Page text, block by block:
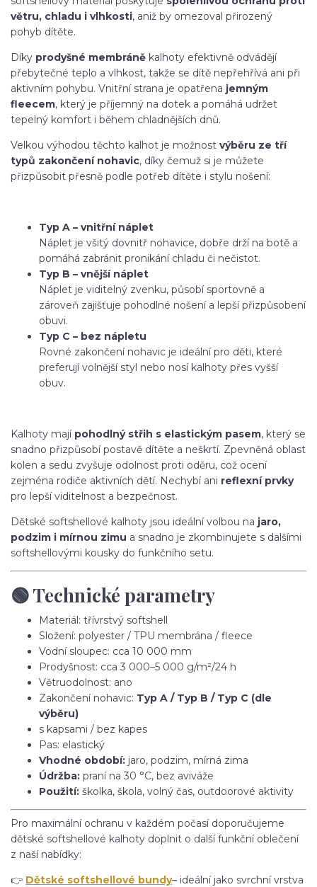
větru, chladu i vlhkosti, aniž by omezoval přirozený
pohyb dítěte.
Díky prodyšné membráně kalhoty efektivně odvádějí
přebytečné teplo a vlhkost, takže se dítě nepřehřívá ani při
aktivním pohybu. Vnitřní strana je opatřena jemným
fleecem, který je příjemný na dotek a pomáhá udržet
tepelný komfort i během chladnějších dnů.
Velkou výhodou těchto kalhot je možnost výběru ze tří
typů zakončení nohavic, díky čemuž si je můžete
přizpůsobit přesně podle potřeb dítěte i stylu nošení:
Typ A – vnitřní náplet
Náplet je všitý dovnitř nohavice, dobře drží na botě a
pomáhá zabránit pronikání chladu či nečistot.
Typ B – vnější náplet
Náplet je viditelný zvenku, působí sportovně a
zároveň zajišťuje pohodlné nošení a lepší přizpůsobení
obuvi.
Typ C – bez nápletu
Rovné zakončení nohavic je ideální pro děti, které
preferují volnější styl nebo nosí kalhoty přes vyšší
obuv.
Kalhoty mají pohodlný střih s elastickým pasem, který se
snadno přizpůsobí postavě dítěte a neškrtí. Zpevněná oblast
kolen a sedu zvyšuje odolnost proti oděru, což ocení
zejména rodiče aktivních dětí. Nechybí ani reflexní prvky
pro lepší viditelnost a bezpečnost.
Dětské softshellové kalhoty jsou ideální volbou na jaro,
podzim i mírnou zimu a snadno je zkombinujete s dalšími
softshellovými kousky do funkčního setu.
🟢 Technické parametry
Materiál: třívrstvý softshell
Složení: polyester / TPU membrána / fleece
Vodní sloupec: cca 10 000 mm
Prodyšnost: cca 3 000–5 000 g/m²/24 h
Větruodolnost: ano
Zakončení nohavic: Typ A / Typ B / Typ C (dle
výběru)
s kapsami / bez kapes
Pas: elastický
Vhodné období: jaro, podzim, mírná zima
Údržba: praní na 30 °C, bez aviváže
Použití: školka, škola, volný čas, outdoorové aktivity
Pro maximální ochranu v každém počasí doporučujeme
dětské softshellové kalhoty doplnit o další funkční oblečení
z naší nabídky:
👉 Dětské softshellové bundy– ideální jako svrchní vrstva